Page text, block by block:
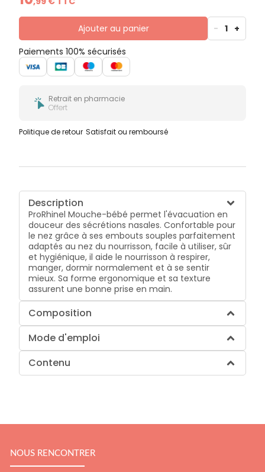
Ajouter au panier - 1 +
Paiements 100% sécurisés
Retrait en pharmacie
Offert
Politique de retour Satisfait ou remboursé
Description
ProRhinel Mouche-bébé permet l'évacuation en
douceur des sécrétions nasales. Confortable pour
le nez grâce à ses embouts souples parfaitement
adaptés au nez du nourrisson, facile à utiliser, sûr
et hygiénique, il aide le nourrisson à respirer,
manger, dormir normalement et à se sentir
mieux. Sa forme ergonomique et sa texture
assurent une bonne prise en main.
Composition
Mode d'emploi
Contenu
NOUS RENCONTRER